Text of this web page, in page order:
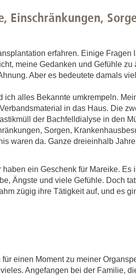
Einschränkungen,
erfahren. Einige Fragen
meine Gedanken und Gefühle zu
Aber es bedeutete damals
alles Bekannte umkrempeln.
in das Haus. Die
der Bachfelldialyse in den
Sorgen,
waren da. Ganze dreieinhalb
ein Geschenk für Mareike. Es
Ängste und viele Gefühle. Doch
zügig ihre Tätigkeit auf, und es
einen Moment zu meiner
Angefangen bei der Familie,